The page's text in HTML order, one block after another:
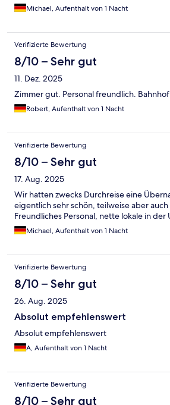
Michael, Aufenthalt von 1 Nacht
Verifizierte Bewertung
8/10 – Sehr gut
11. Dez. 2025
Zimmer gut. Personal freundlich.
Robert, Aufenthalt von 1 Nacht
Verifizierte Bewertung
8/10 – Sehr gut
17. Aug. 2025
Wir hatten zwecks Durchreise eine
eigentlich sehr schön, teilweise aber
Freundliches Personal, nette lokale in
Michael, Aufenthalt von 1 Nacht
Verifizierte Bewertung
8/10 – Sehr gut
26. Aug. 2025
Absolut empfehlenswert
Absolut empfehlenswert
A, Aufenthalt von 1 Nacht
Verifizierte Bewertung
8/10 – Sehr gut